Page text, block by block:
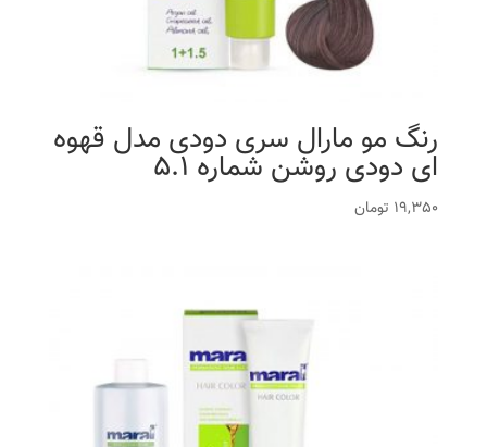
رنگ مو مارال سری دودی مدل قهوه
ای دودی روشن شماره 5.1
19,350 تومان